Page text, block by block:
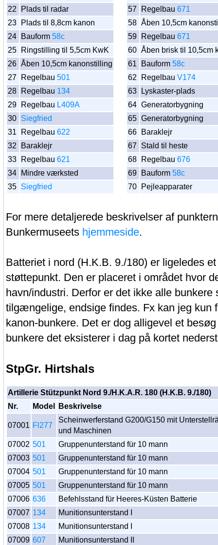
22
Plads til radar 57 Regelbau 671
23
Plads til 8,8cm kanon 58 Åben 10,5cm
24
Bauform 58c 59 Regelbau 671
25
Ringstilling til 5,5cm KwK 60 Åben brisk til 10,5cm
26 Åben 10,5cm kanonstilling 61 Bauform 58c
27
Regelbau 501 62 Regelbau V174
28
Regelbau 134 63
Lyskaster-plads
29
Regelbau L409A 64 Generatorbygning
30
Siegfried 65 Generatorbygning
31
Regelbau 622 66
Baraklejr
32
Baraklejr 67
Stald til heste
33
Regelbau 621 68 Regelbau 676
34
Mindre værksted 69 Bauform 58c
35
Siegfried 70 Pejleapparater
For mere detaljerede beskrivelser af
Bunkermuseets hjemmeside.
Batteriet i nord (H.K.B. 9./180) er ligeledes
støttepunkt. Den er placeret i området hvor
havn/industri. Derfor er det ikke alle bunkere
tilgængelige, endsige findes. Fx kan jeg kun
kanon-bunkere. Det er dog alligevel et
bunkere det eksisterer i dag på kortet
StpGr. Hirtshals
Artillerie Stützpunkt Nord 9./H.K.A.R. 180 (H.K.B. 9./180)
Nr.
Model Beskrivelse
07001 Fl277
Scheinwerferstand G200/G150 mit
und Maschinen
07002 501
Gruppenunterstand für 10 mann
07003 501
Gruppenunterstand für 10 mann
07004 501
Gruppenunterstand für 10 mann
07005 501
Gruppenunterstand für 10 mann
07006 636
Befehlsstand für Heeres-Küsten Batterie
07007 134
Munitionsunterstand I
07008 134
Munitionsunterstand I
07009 607
Munitionsunterstand II